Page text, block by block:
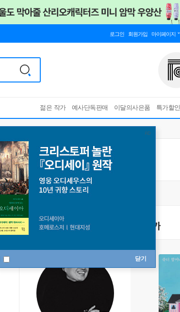
로그인 회원가입 마이페이지
젊은 작가 예사단독판매 이달의사은품 특가할인
닫기
2006년 네티즌 추천 한국의 대표작가